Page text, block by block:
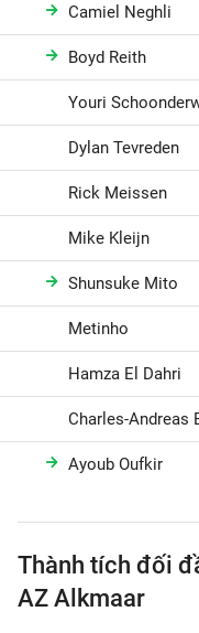
Camiel Neghli
Boyd Reith
Youri
Dylan Tevreden
Rick Meissen
Mike Kleijn
Shunsuke Mito
Metinho
Hamza El Dahri
Charles-Andreas
Ayoub Oufkir
Thành tích đối
AZ Alkmaar